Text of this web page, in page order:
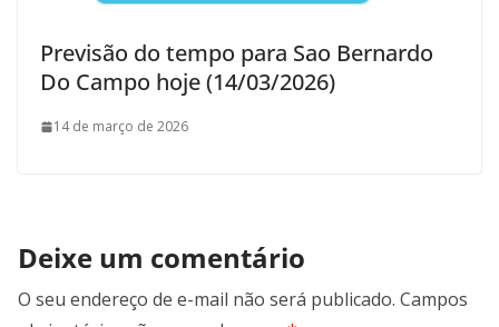
Previsão do tempo para Sao Bernardo
Do Campo hoje (14/03/2026)
14 de março de 2026
Deixe um comentário
O seu endereço de e-mail não será publicado. Campos